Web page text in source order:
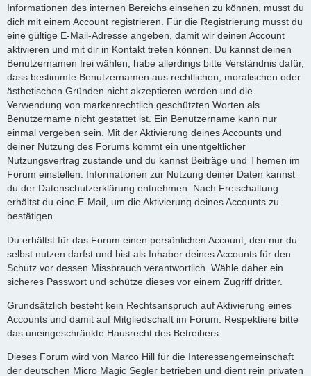
Informationen des internen Bereichs einsehen zu können, musst du
dich mit einem Account registrieren. Für die Registrierung musst du
eine gültige E-Mail-Adresse angeben, damit wir deinen Account
aktivieren und mit dir in Kontakt treten können. Du kannst deinen
Benutzernamen frei wählen, habe allerdings bitte Verständnis dafür,
dass bestimmte Benutzernamen aus rechtlichen, moralischen oder
ästhetischen Gründen nicht akzeptieren werden und die
Verwendung von markenrechtlich geschützten Worten als
Benutzername nicht gestattet ist. Ein Benutzername kann nur
einmal vergeben sein. Mit der Aktivierung deines Accounts und
deiner Nutzung des Forums kommt ein unentgeltlicher
Nutzungsvertrag zustande und du kannst Beiträge und Themen im
Forum einstellen. Informationen zur Nutzung deiner Daten kannst
du der Datenschutzerklärung entnehmen. Nach Freischaltung
erhältst du eine E-Mail, um die Aktivierung deines Accounts zu
bestätigen.
Du erhältst für das Forum einen persönlichen Account, den nur du
selbst nutzen darfst und bist als Inhaber deines Accounts für den
Schutz vor dessen Missbrauch verantwortlich. Wähle daher ein
sicheres Passwort und schütze dieses vor einem Zugriff dritter.
Grundsätzlich besteht kein Rechtsanspruch auf Aktivierung eines
Accounts und damit auf Mitgliedschaft im Forum. Respektiere bitte
das uneingeschränkte Hausrecht des Betreibers.
Dieses Forum wird von Marco Hill für die Interessengemeinschaft
der deutschen Micro Magic Segler betrieben und dient rein privaten